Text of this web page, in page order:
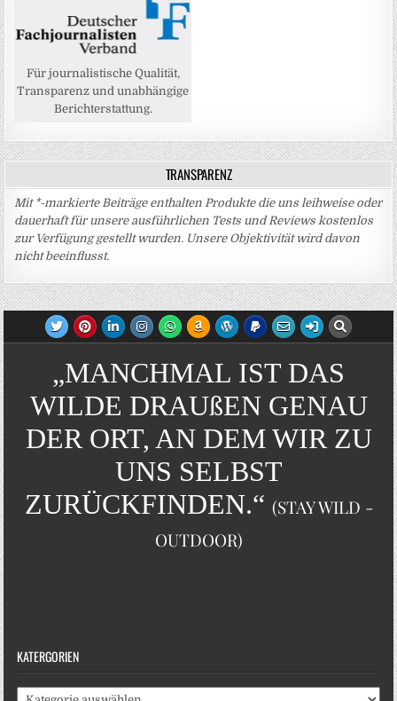
Für journalistische Qualität,
Transparenz und unabhängige
Berichterstattung.
TRANSPARENZ
Mit *-markierte Beiträge enthalten Produkte die uns leihweise oder
dauerhaft für unsere ausführlichen Tests und Reviews kostenlos
zur Verfügung gestellt wurden. Unsere Objektivität wird davon
nicht beeinflusst.
„MANCHMAL IST DAS
WILDE DRAUßEN GENAU
DER ORT, AN DEM WIR ZU
UNS SELBST
ZURÜCKFINDEN.“ (STAY WILD -
OUTDOOR)
KATERGORIEN
Katergorien